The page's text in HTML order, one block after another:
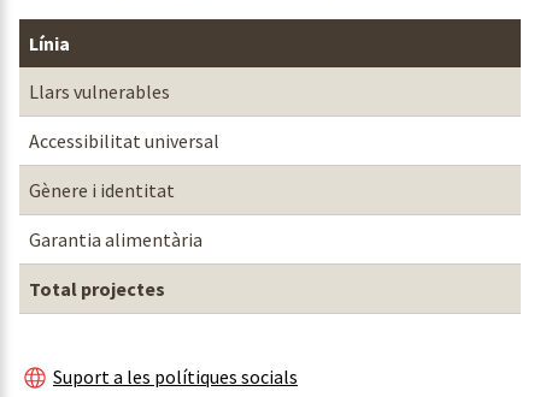
Línia
Llars vulnerables
Accessibilitat universal
Gènere i identitat
Garantia alimentària
Total projectes
Suport a les polítiques socials